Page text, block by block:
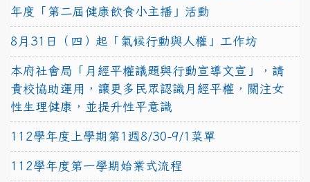
年度「第二屆健康飲食小主播」活動
8月31日（四）起「氣候行動與人權」工作坊
本府社會局「月經平權議題與行動宣導文宣」，請
貴校協助運用，讓更多民眾認識月經平權，關注女
性生理健康，並提升性平意識
112學年度上學期第1週8/30-9/1菜單
112學年度第一學期始業式流程